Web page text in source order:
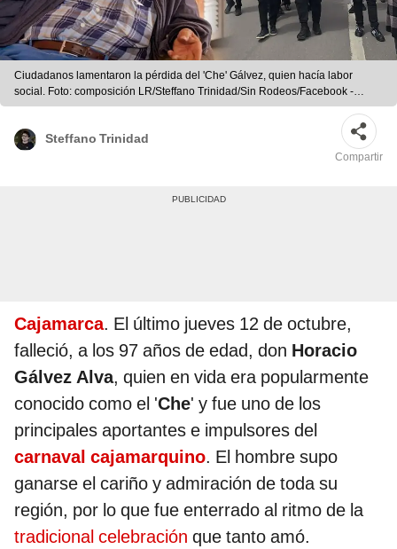
Ciudadanos lamentaron la pérdida del 'Che' Gálvez, quien hacía labor
social. Foto: composición LR/Steffano Trinidad/Sin Rodeos/Facebook -
Video: Cajamarca Noticiosa/Facebook
Steffano Trinidad
Compartir
Cajamarca. El último jueves 12 de octubre,
falleció, a los 97 años de edad, don Horacio
Gálvez Alva, quien en vida era popularmente
conocido como el 'Che' y fue uno de los
principales aportantes e impulsores del
carnaval cajamarquino. El hombre supo
ganarse el cariño y admiración de toda su
región, por lo que fue enterrado al ritmo de la
tradicional celebración que tanto amó.